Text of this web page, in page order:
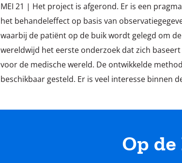
MEI 21 | Het project is afgerond. Er is een
het behandeleffect op basis van
waarbij de patiënt op de buik wordt gelegd om
wereldwijd het eerste onderzoek dat zich
voor de medische wereld. De ontwikkelde
beschikbaar gesteld. Er is veel interesse binnen
Op